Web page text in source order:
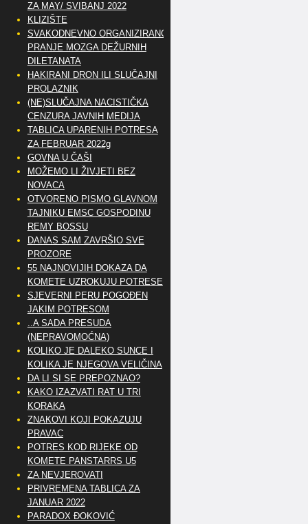
ZA MAY/ SVIBANJ 2022
KLIZIŠTE
SVAKODNEVNO ORGANIZIRANO
PRANJE MOZGA DEŽURNIH
DILETANATA
HAKIRANI DRON ILI SLUČAJNI
PROLAZNIK
(NE)SLUČAJNA NACISTIČKA
CENZURA JAVNIH MEDIJA
TABLICA UPARENIH POTRESA
ZA FEBRUAR 2022g
GOVNA U ČAŠI
MOŽEMO LI ŽIVJETI BEZ
NOVACA
OTVORENO PISMO GLAVNOM
TAJNIKU EMSC GOSPODINU
REMY BOSSU
DANAS SAM ZAVRŠIO SVE
PROZORE
55 NAJNOVIJIH DOKAZA DA
KOMETE UZROKUJU POTRESE
SJEVERNI PERU POGOĐEN
JAKIM POTRESOM
..A SADA PRESUDA
(NEPRAVOMOĆNA)
KOLIKO JE DALEKO SUNCE I
KOLIKA JE NJEGOVA VELIČINA
DA LI SI SE PREPOZNAO?
KAKO IZAZVATI RAT U TRI
KORAKA
ZNAKOVI KOJI POKAZUJU
PRAVAC
POTRES KOD RIJEKE OD
KOMETE PANSTARRS U5
ZA NEVJEROVATI
PRIVREMENA TABLICA ZA
JANUAR 2022
PARADOX ĐOKOVIĆ